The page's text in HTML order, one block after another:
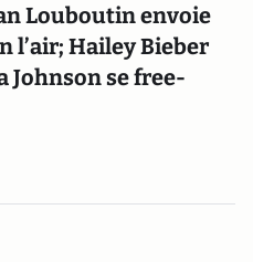
Louboutin envoie
l’air; Hailey Bieber
Johnson se free-